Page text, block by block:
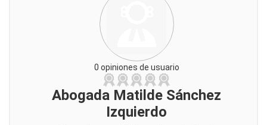
0 opiniones de usuario
Abogada Matilde Sánchez
Izquierdo